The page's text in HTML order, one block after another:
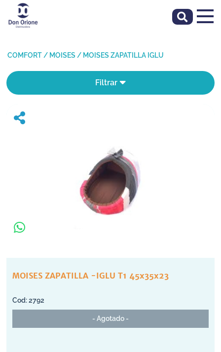
COMFORT / MOISES / MOISES ZAPATILLA IGLU
Filtrar
MOISES ZAPATILLA -IGLU T1 45x35x23
2792
- Agotado -